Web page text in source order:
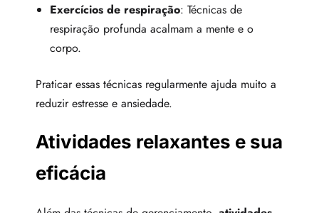
Exercícios de respiração: Técnicas de
respiração profunda acalmam a mente e o
corpo.
Praticar essas técnicas regularmente ajuda muito a
reduzir estresse e ansiedade.
Atividades relaxantes e sua
eficácia